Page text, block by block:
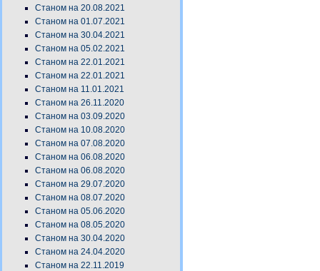
Станом на 20.08.2021
Станом на 01.07.2021
Станом на 30.04.2021
Станом на 05.02.2021
Станом на 22.01.2021
Станом на 22.01.2021
Станом на 11.01.2021
Станом на 26.11.2020
Станом на 03.09.2020
Станом на 10.08.2020
Станом на 07.08.2020
Станом на 06.08.2020
Станом на 06.08.2020
Станом на 29.07.2020
Станом на 08.07.2020
Станом на 05.06.2020
Станом на 08.05.2020
Станом на 30.04.2020
Станом на 24.04.2020
Станом на 22.11.2019